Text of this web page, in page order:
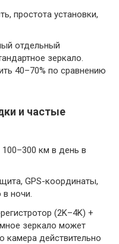
простота установки,
отдельный
зеркало.
40–70% по сравнению
и частые
км в день в
GPS-координаты,
ночи.
(2K–4K) +
зеркало может
камера действительно